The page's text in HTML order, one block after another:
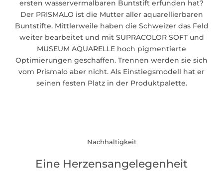
ersten wasservermalbaren Buntstift erfunden hat?
Der PRISMALO ist die Mutter aller aquarellierbaren
Buntstifte. Mittlerweile haben die Schweizer das Feld
weiter bearbeitet und mit SUPRACOLOR SOFT und
MUSEUM AQUARELLE hoch pigmentierte
Optimierungen geschaffen. Trennen werden sie sich
vom Prismalo aber nicht. Als Einstiegsmodell hat er
seinen festen Platz in der Produktpalette.
Nachhaltigkeit
Eine Herzensangelegenheit